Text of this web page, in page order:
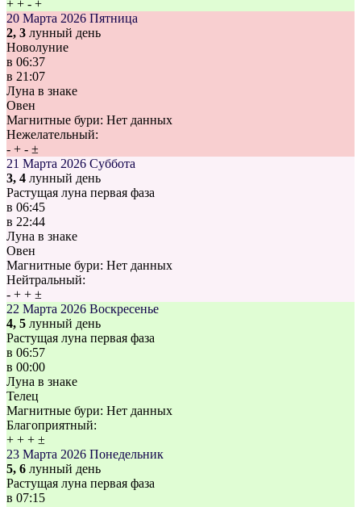
+ + - +
20 Марта 2026 Пятница
2, 3 лунный день
Новолуние
в 06:37
в 21:07
Луна в знаке
Овен
Магнитные бури: Нет данных
Нежелательный:
- + - ±
21 Марта 2026 Суббота
3, 4 лунный день
Растущая луна первая фаза
в 06:45
в 22:44
Луна в знаке
Овен
Магнитные бури: Нет данных
Нейтральный:
- + + ±
22 Марта 2026 Воскресенье
4, 5 лунный день
Растущая луна первая фаза
в 06:57
в 00:00
Луна в знаке
Телец
Магнитные бури: Нет данных
Благоприятный:
+ + + ±
23 Марта 2026 Понедельник
5, 6 лунный день
Растущая луна первая фаза
в 07:15